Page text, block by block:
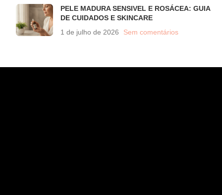
PELE MADURA SENSIVEL E ROSÁCEA: GUIA
DE CUIDADOS E SKINCARE
1 de julho de 2026
Sem comentários